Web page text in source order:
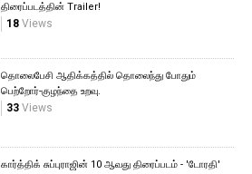
திரைப்படத்தின் Trailer!
18Views
தொலைபேசி ஆதிக்கத்தில் தொலைந்து போதும்
பெற்றோர்-குழந்தை உறவு.
33Views
கார்த்திக் சுப்புராஜின் 10 ஆவது திரைப்படம் - 'டோரதி'